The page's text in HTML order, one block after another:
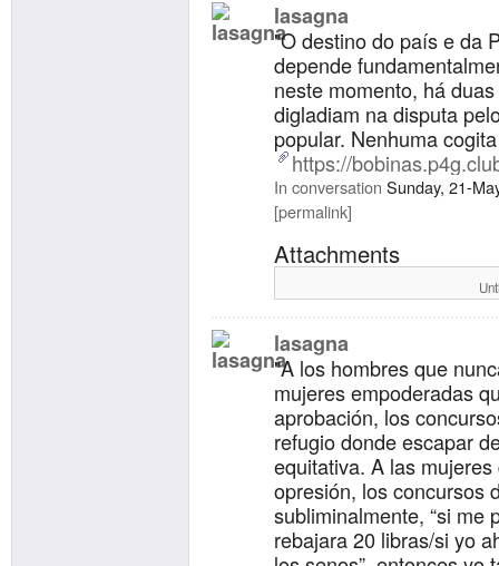
lasagna
"O destino do país e da
depende
neste momento, há
digladiam na disputa
popular. Nenhuma
https://
In conversation Sunday, 21-
permalink
Attachments
lasagna
"A los hombres que
mujeres empoderadas
aprobación, los
refugio donde escapar
equitativa. A las
opresión, los concursos
subliminalmente, “si me
rebajara 20 libras/si yo